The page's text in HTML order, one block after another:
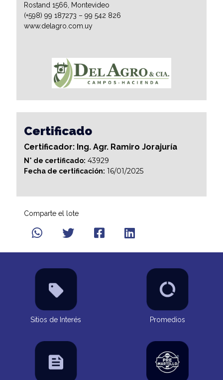
Rostand 1566, Montevideo
(+598) 99 187273 – 99 542 826
www.delagro.com.uy
Certificado
Certificador: Ing. Agr. Ramiro Jorajuría
N° de certificado: 43929
Fecha de certificación: 16/01/2025
Comparte el lote
Sitios de Interés Promedios